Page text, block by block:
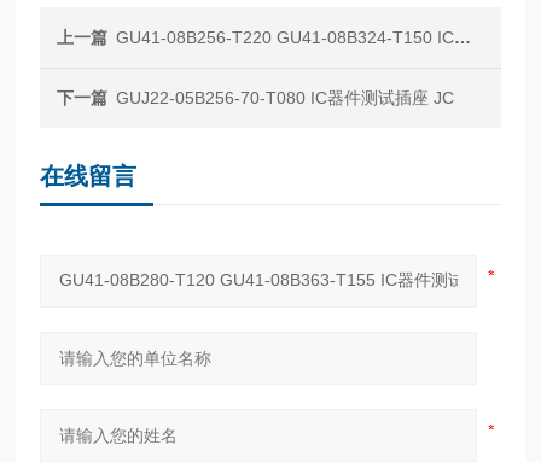
上一篇 GU41-08B256-T220 GU41-08B324-T150 IC器件测试插座 JC
下一篇 GUJ22-05B256-70-T080 IC器件测试插座 JC
在线留言